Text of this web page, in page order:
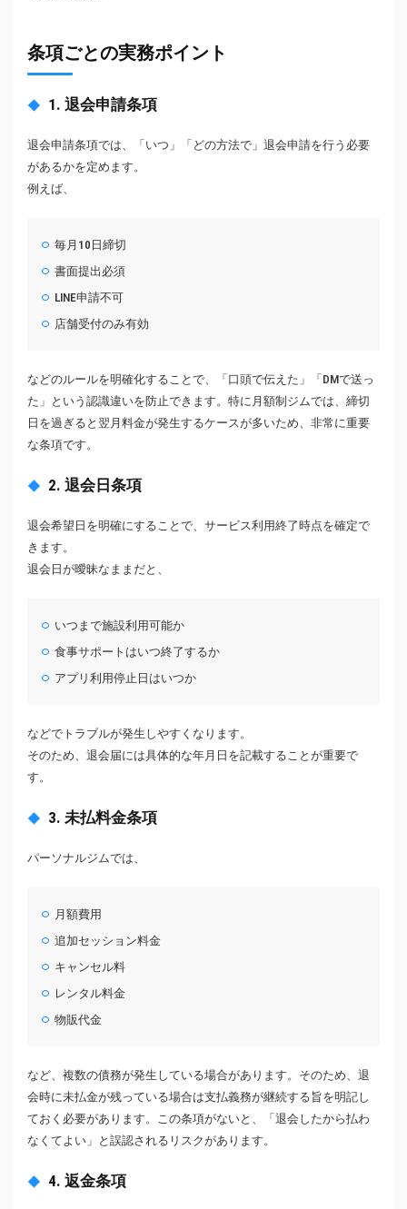
条項ごとの実務ポイント
1. 退会申請条項
退会申請条項では、「いつ」「どの方法で」退会申請を行う必要
があるかを定めます。
例えば、
毎月10日締切
書面提出必須
LINE申請不可
店舗受付のみ有効
などのルールを明確化することで、「口頭で伝えた」「DMで送っ
た」という認識違いを防止できます。特に月額制ジムでは、締切
日を過ぎると翌月料金が発生するケースが多いため、非常に重要
な条項です。
2. 退会日条項
退会希望日を明確にすることで、サービス利用終了時点を確定で
きます。
退会日が曖昧なままだと、
いつまで施設利用可能か
食事サポートはいつ終了するか
アプリ利用停止日はいつか
などでトラブルが発生しやすくなります。
そのため、退会届には具体的な年月日を記載することが重要で
す。
3. 未払料金条項
パーソナルジムでは、
月額費用
追加セッション料金
キャンセル料
レンタル料金
物販代金
など、複数の債務が発生している場合があります。そのため、退
会時に未払金が残っている場合は支払義務が継続する旨を明記し
ておく必要があります。この条項がないと、「退会したから払わ
なくてよい」と誤認されるリスクがあります。
4. 返金条項